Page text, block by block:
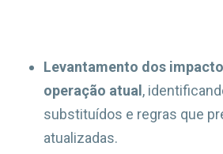
Levantamento dos
operação atual ,
substituídos e regras que
atualizadas.